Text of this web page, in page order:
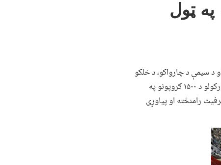
په ټول
کې فعالیت کړی دی او د سیمې د چارواکو، د خلکو
د استازو، د مېرمنو او د رسنیو له تاوده هرکلي سره مخ شوې ده. دغه پروژه په ټول هېواد کې د سپما او پور ورکولو د ۱۵۰۰ ګروپونو په
رامنځته او پیاوړی